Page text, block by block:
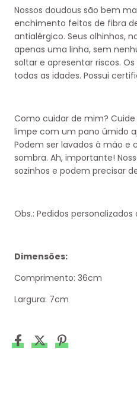
Nossos doudous são bem
enchimento feitos de fibra
antialérgico. Seus olhinhos,
apenas uma linha, sem
soltar e apresentar riscos.
todas as idades. Possui
Como cuidar de mim?
limpe com um pano úmido
Podem ser lavados à mão e
sombra. Ah, importante!
sozinhos e podem precisar
Obs.: Pedidos
Dimensões:
Comprimento: 36cm
Largura: 7cm